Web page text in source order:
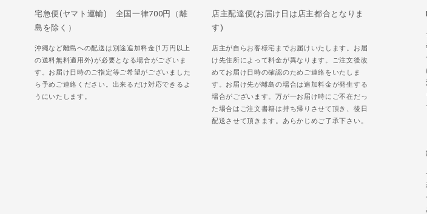
宅急便(ヤマト運輸) 全国一律700円（離
島を除く）
沖縄など離島への配送は別途追加料金(1万円以上
の送料無料適用外)が必要となる場合がございま
す。お届け日時のご指定等ご希望がございました
ら予めご連絡ください。出来るだけ対応できるよ
うにいたします。
店主配達便(お届け日は店主都合となりま
す)
店主が自らお客様宅までお届けいたします。お届
け先住所によって料金が異なります。ご注文後改
めてお届け日時の確認のためご連絡をいたしま
す。お届け先が離島の場合は追加料金が発生する
場合がございます。万が一お届け時にご不在だっ
た場合はご注文書籍は持ち帰りさせて頂き、後日
配送させて頂きます。あらかじめご了承下さい。